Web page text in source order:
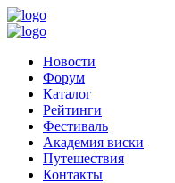
Новости
Форум
Каталог
Рейтинги
Фестиваль
Академия виски
Путешествия
Контакты